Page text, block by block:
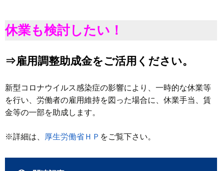
休業も検討したい！
⇒雇用調整助成金をご活用ください。
新型コロナウイルス感染症の影響により、一時的な休業等
を行い、労働者の雇用維持を図った場合に、休業手当、賃
金等の一部を助成します。
※詳細は、 厚生労働省ＨＰ をご覧下さい。